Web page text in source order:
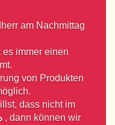
am Nachmittag
es immer einen
von Produkten
dass nicht im
, dann können wir